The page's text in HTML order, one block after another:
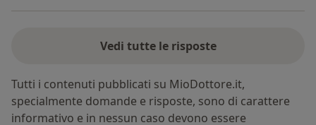
Vedi tutte le risposte
Tutti i contenuti pubblicati su MioDottore.it,
specialmente domande e risposte, sono di carattere
informativo e in nessun caso devono essere